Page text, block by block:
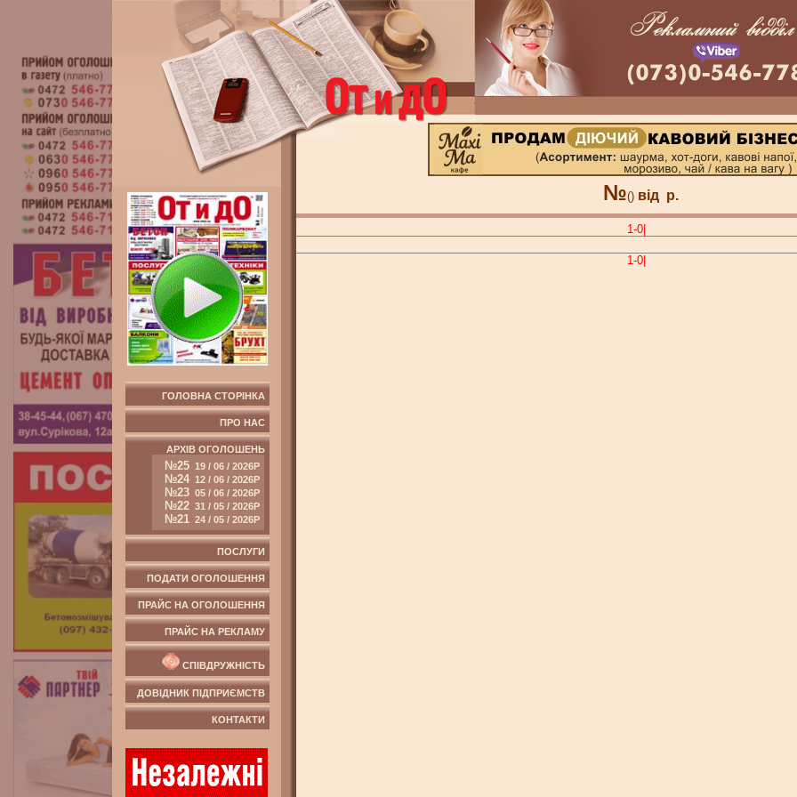
ГОЛОВНА СТОРІНКА
ПРО НАС
АРХІВ ОГОЛОШЕНЬ
№25 19 / 06 / 2026Р
№24 12 / 06 / 2026Р
№23 05 / 06 / 2026Р
№22 31 / 05 / 2026Р
№21 24 / 05 / 2026Р
ПОСЛУГИ
ПОДАТИ ОГОЛОШЕННЯ
ПРАЙС НА ОГОЛОШЕННЯ
ПРАЙС НА РЕКЛАМУ
СПІВДРУЖНІСТЬ
ДОВІДНИК ПІДПРИЄМСТВ
КОНТАКТИ
№() від р.
1-0|
1-0|